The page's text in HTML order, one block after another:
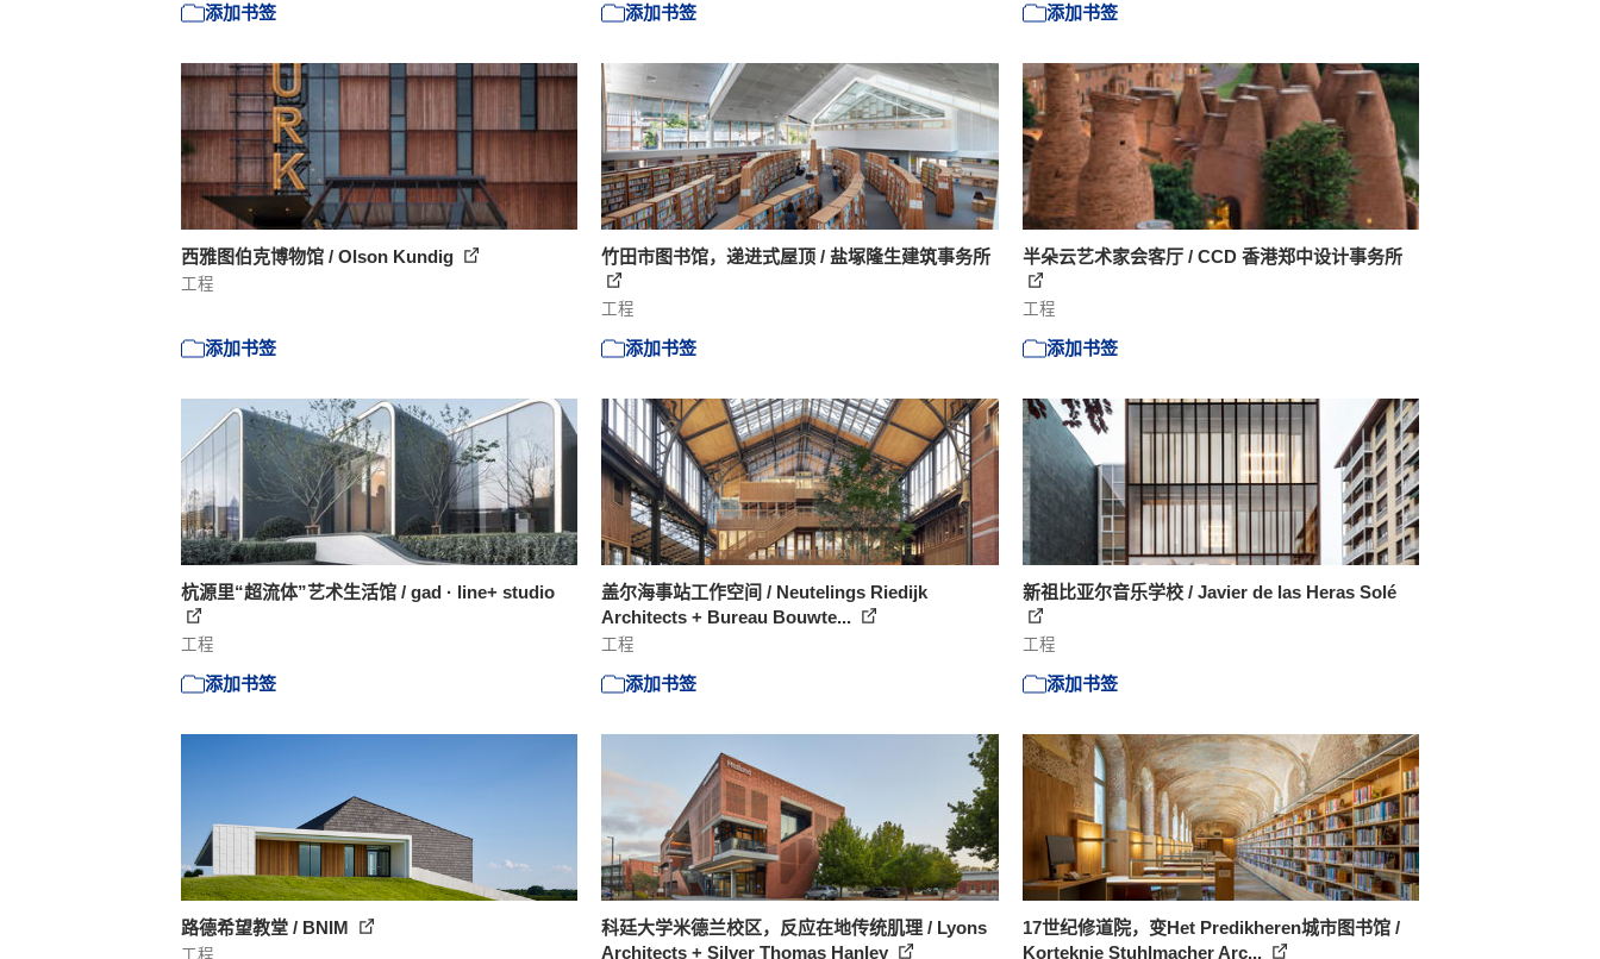
添加书签 添加书签 添加书签
西雅图伯克博物馆 / Olson Kundig
工程
添加书签
竹田市图书馆，递进式屋顶 / 盐塚隆生建筑事务所
工程
添加书签
半朵云艺术家会客厅 / CCD 香港郑中设计事务所
工程
添加书签
杭源里“超流体”艺术生活馆 / gad · line+ studio
工程
添加书签
盖尔海事站工作空间 / Neutelings Riedijk
Architects + Bureau Bouwte...
工程
添加书签
新祖比亚尔音乐学校 / Javier de las Heras Solé
工程
添加书签
路德希望教堂 / BNIM
工程
科廷大学米德兰校区，反应在地传统肌理 / Lyons
Architects + Silver Thomas Hanley
17世纪修道院，变Het Predikheren城市图书馆 /
Korteknie Stuhlmacher Arc...